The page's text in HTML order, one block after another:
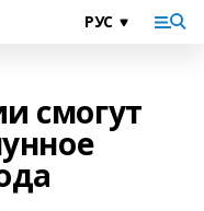
смогут